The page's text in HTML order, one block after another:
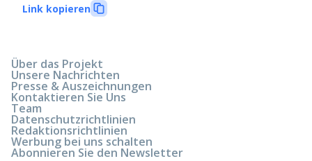
Link kopieren
Über das Projekt
Unsere Nachrichten
Presse & Auszeichnungen
Kontaktieren Sie Uns
Team
Datenschutzrichtlinien
Redaktionsrichtlinien
Werbung bei uns schalten
Abonnieren Sie den Newsletter